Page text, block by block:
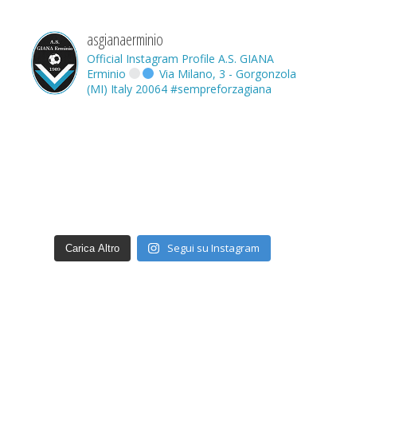
asgianaerminio
Official Instagram Profile A.S. GIANA
Erminio
Via Milano, 3 - Gorgonzola
(MI) Italy 20064 #sempreforzagiana
Carica Altro Segui su Instagram